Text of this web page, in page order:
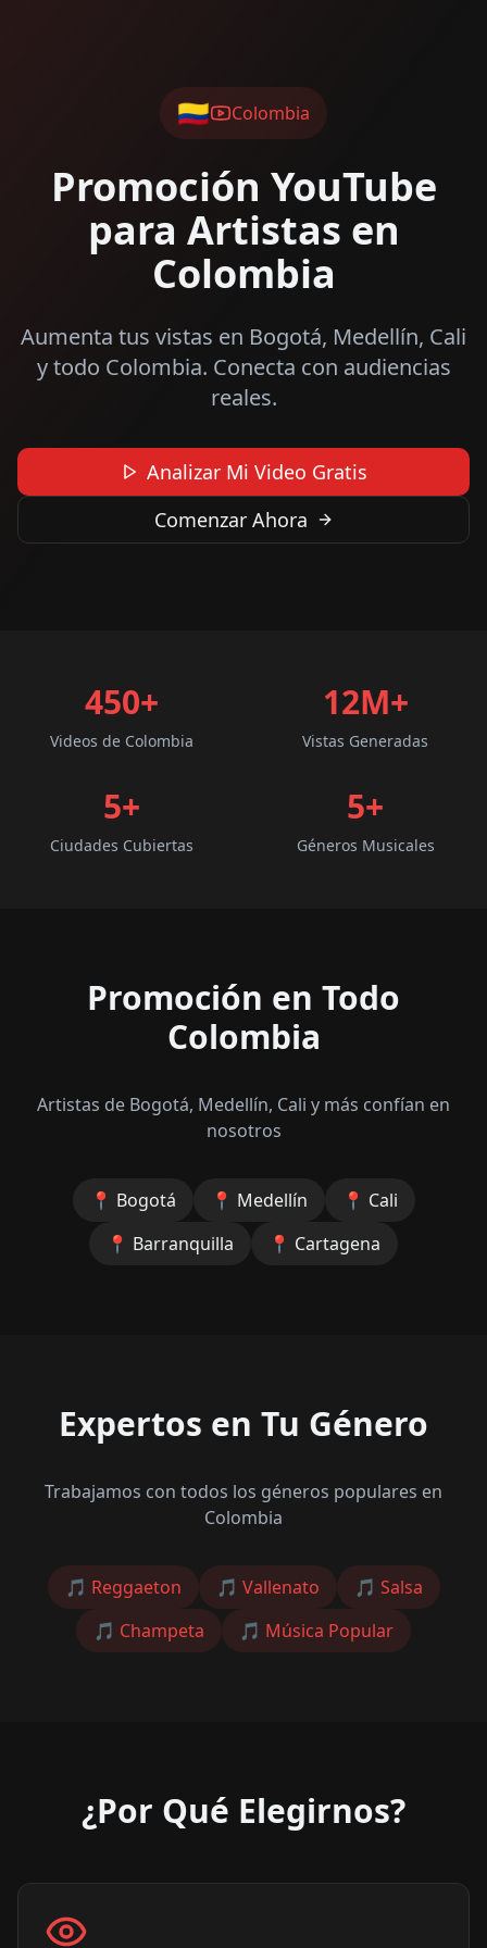
🇨🇴 Colombia
Promoción YouTube
para Artistas en
Colombia
Aumenta tus vistas en Bogotá, Medellín, Cali
y todo Colombia. Conecta con audiencias
reales.
Analizar Mi Video Gratis
Comenzar Ahora
450+
Videos de Colombia
12M+
Vistas Generadas
5+
Ciudades Cubiertas
5+
Géneros Musicales
Promoción en Todo
Colombia
Artistas de Bogotá, Medellín, Cali y más confían en
nosotros
📍 Bogotá 📍 Medellín 📍 Cali
📍 Barranquilla 📍 Cartagena
Expertos en Tu Género
Trabajamos con todos los géneros populares en
Colombia
🎵 Reggaeton 🎵 Vallenato 🎵 Salsa
🎵 Champeta 🎵 Música Popular
¿Por Qué Elegirnos?